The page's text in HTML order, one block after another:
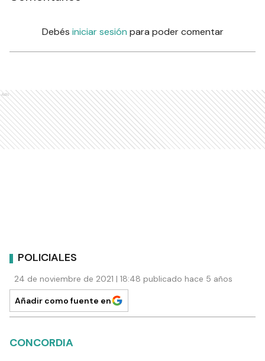
Debés iniciar sesión para poder comentar
Ads
POLICIALES
24 de noviembre de 2021 | 18:48 publicado hace 5 años
Añadir como fuente en
CONCORDIA